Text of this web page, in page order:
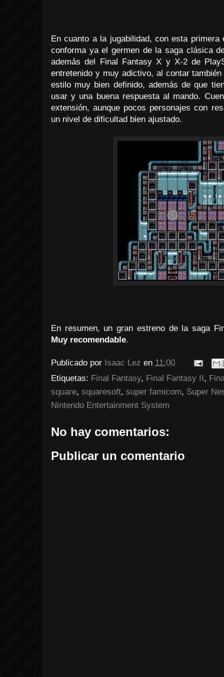
En cuanto a la jugabilidad, con esta primera
conforma ya el germen de la saga clásica
además del Final Fantasy X y X-2 de
entretenido y muy adictivo, al contar
estilo muy bien definido, además de que
usar y una buena respuesta al mando.
extensión, aunque pocos personajes con
un nivel de dificultad bien ajustado.
En resumen, un gran estreno de la saga
Muy recomendable.
Publicado por Isaac Lez en 11:00
Etiquetas: Final Fantasy, Final Fantasy II,
square, squaresoft, super famicom, Super
Nintendo Entertainment System
No hay comentarios:
Publicar un comentario